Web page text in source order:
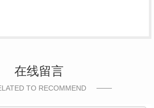
在线留言
TO RECOMMEND